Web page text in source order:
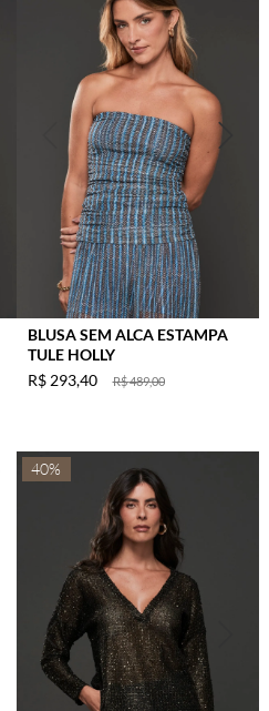
BLUSA SEM ALCA ESTAMPA
TULE HOLLY
R$489,00
R$ 293,40
40%